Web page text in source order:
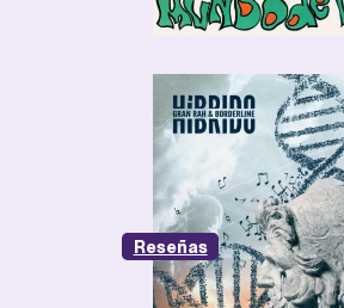
Reseñas